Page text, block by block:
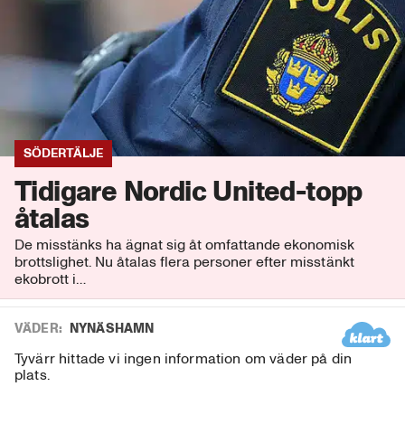
SÖDERTÄLJE
Tidigare Nordic United-topp
åtalas
De misstänks ha ägnat sig åt omfattande ekonomisk
brottslighet. Nu åtalas flera personer efter misstänkt
ekobrott i…
VÄDER: NYNÄSHAMN
Tyvärr hittade vi ingen information om väder på din
plats.